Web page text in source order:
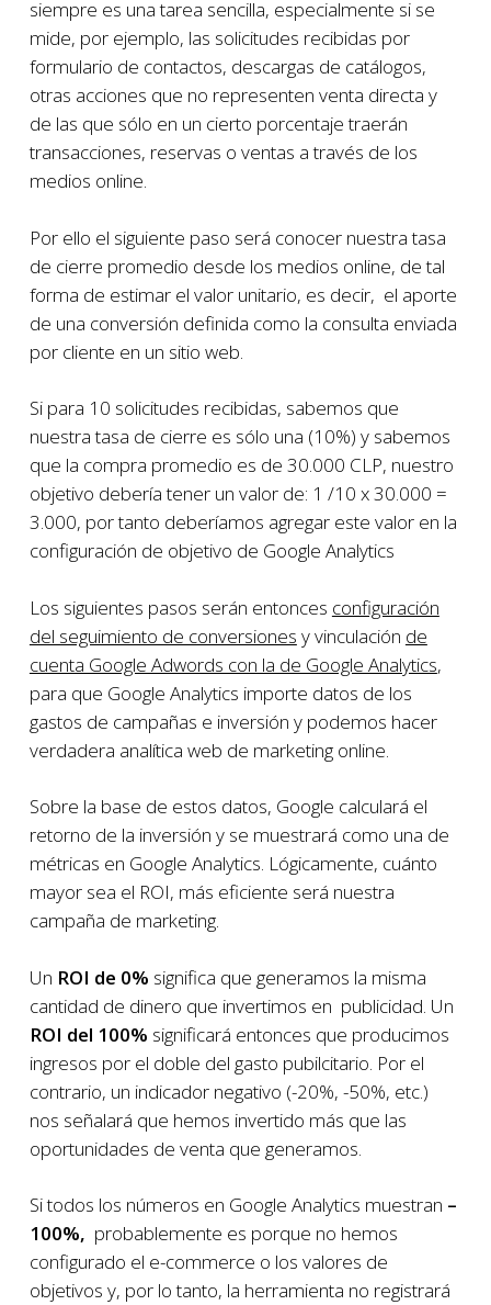
siempre es una tarea sencilla, especialmente si se
mide, por ejemplo, las solicitudes recibidas por
formulario de contactos, descargas de catálogos,
otras acciones que no representen venta directa y
de las que sólo en un cierto porcentaje traerán
transacciones, reservas o ventas a través de los
medios online.
Por ello el siguiente paso será conocer nuestra tasa
de cierre promedio desde los medios online, de tal
forma de estimar el valor unitario, es decir, el aporte
de una conversión definida como la consulta enviada
por cliente en un sitio web.
Si para 10 solicitudes recibidas, sabemos que
nuestra tasa de cierre es sólo una (10%) y sabemos
que la compra promedio es de 30.000 CLP, nuestro
objetivo debería tener un valor de: 1 /10 x 30.000 =
3.000, por tanto deberíamos agregar este valor en la
configuración de objetivo de Google Analytics
Los siguientes pasos serán entonces configuración
del seguimiento de conversiones y vinculación de
cuenta Google Adwords con la de Google Analytics,
para que Google Analytics importe datos de los
gastos de campañas e inversión y podemos hacer
verdadera analítica web de marketing online.
Sobre la base de estos datos, Google calculará el
retorno de la inversión y se muestrará como una de
métricas en Google Analytics. Lógicamente, cuánto
mayor sea el ROI, más eficiente será nuestra
campaña de marketing.
Un ROI de 0% significa que generamos la misma
cantidad de dinero que invertimos en publicidad. Un
ROI del 100% significará entonces que producimos
ingresos por el doble del gasto pubilcitario. Por el
contrario, un indicador negativo (-20%, -50%, etc.)
nos señalará que hemos invertido más que las
oportunidades de venta que generamos.
Si todos los números en Google Analytics muestran –
100%, probablemente es porque no hemos
configurado el e-commerce o los valores de
objetivos y, por lo tanto, la herramienta no registrará